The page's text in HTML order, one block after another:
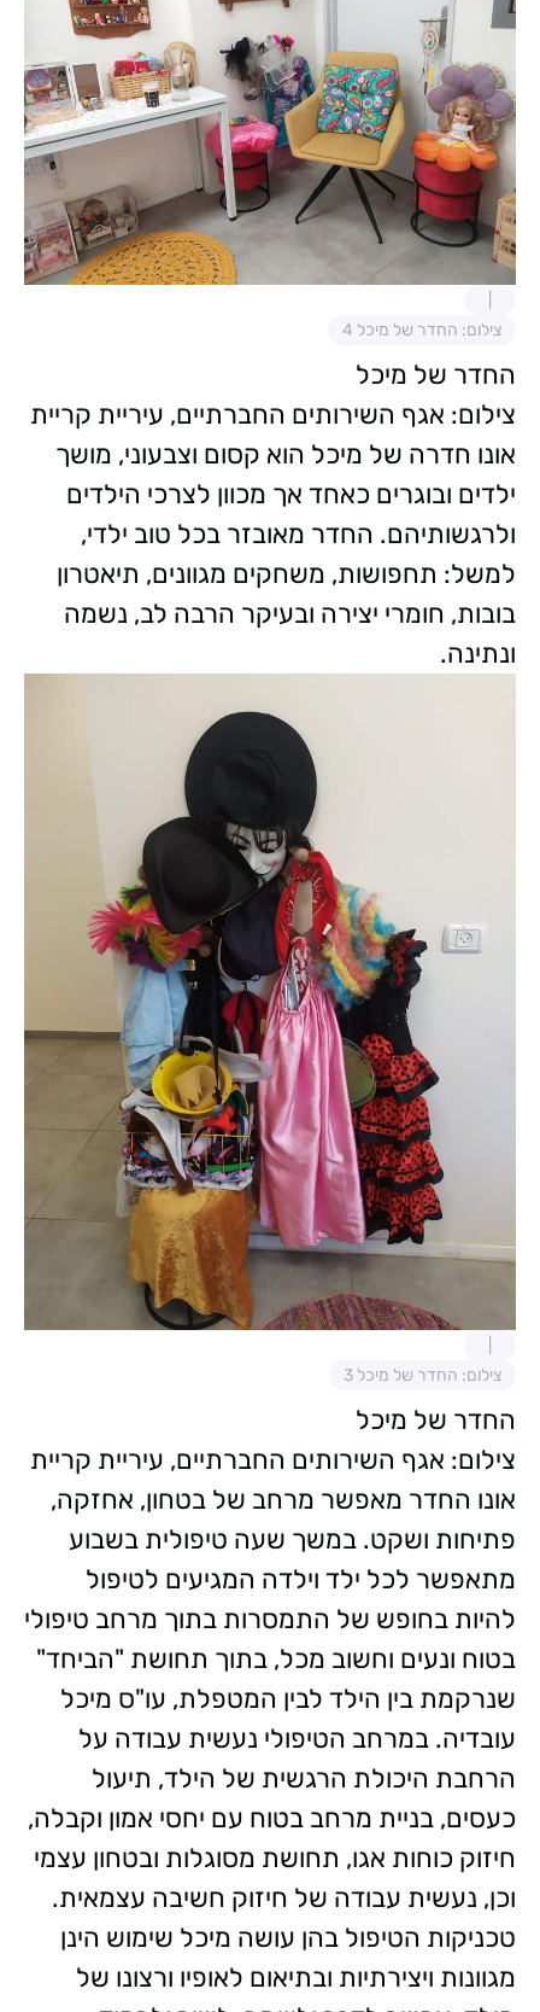
צילום: החדר של מיכל 4
החדר של מיכל
צילום: אגף השירותים החברתיים, עיריית קריית
אונו חדרה של מיכל הוא קסום וצבעוני, מושך
ילדים ובוגרים כאחד אך מכוון לצרכי הילדים
ולרגשותיהם. החדר מאובזר בכל טוב ילדי,
למשל: תחפושות, משחקים מגוונים, תיאטרון
בובות, חומרי יצירה ובעיקר הרבה לב, נשמה
ונתינה.
צילום: החדר של מיכל 3
החדר של מיכל
צילום: אגף השירותים החברתיים, עיריית קריית
אונו החדר מאפשר מרחב של בטחון, אחזקה,
פתיחות ושקט. במשך שעה טיפולית בשבוע
מתאפשר לכל ילד וילדה המגיעים לטיפול
להיות בחופש של התמסרות בתוך מרחב טיפולי
בטוח ונעים וחשוב מכל, בתוך תחושת "הביחד"
שנרקמת בין הילד לבין המטפלת, עו"ס מיכל
עובדיה. במרחב הטיפולי נעשית עבודה על
הרחבת היכולת הרגשית של הילד, תיעול
כעסים, בניית מרחב בטוח עם יחסי אמון וקבלה,
חיזוק כוחות אגו, תחושת מסוגלות ובטחון עצמי
וכן, נעשית עבודה של חיזוק חשיבה עצמאית.
טכניקות הטיפול בהן עושה מיכל שימוש הינן
מגוונות ויצירתיות ובתיאום לאופיו ורצונו של